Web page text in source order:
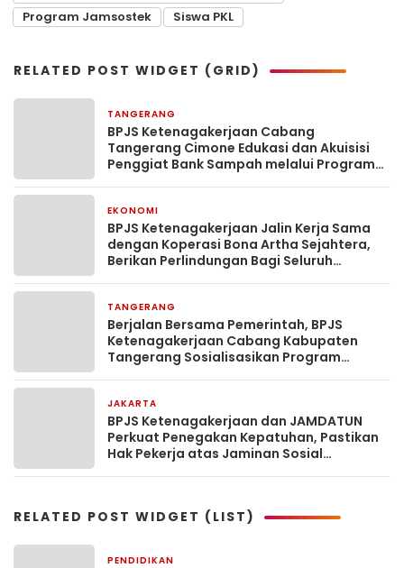
Program Jamsostek
Siswa PKL
RELATED POST WIDGET (GRID)
TANGERANG
BPJS Ketenagakerjaan Cabang
Tangerang Cimone Edukasi dan Akuisisi
Penggiat Bank Sampah melalui Program
EKONOMI
BPJS Ketenagakerjaan Jalin Kerja Sama
dengan Koperasi Bona Artha Sejahtera,
Berikan Perlindungan Bagi Seluruh
TANGERANG
Berjalan Bersama Pemerintah, BPJS
Ketenagakerjaan Cabang Kabupaten
Tangerang Sosialisasikan Program
JAKARTA
BPJS Ketenagakerjaan dan JAMDATUN
Perkuat Penegakan Kepatuhan, Pastikan
Hak Pekerja atas Jaminan Sosial
RELATED POST WIDGET (LIST)
PENDIDIKAN